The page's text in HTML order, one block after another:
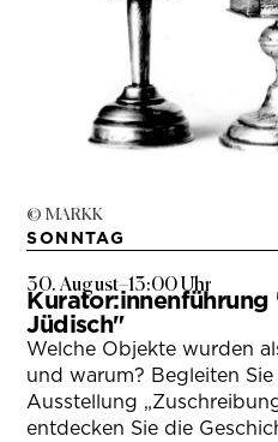
© MARKK
SONNTAG
30. August–13:00 Uhr
Jüdisch"
Welche Objekte wurden
und warum? Begleiten
Ausstellung
entdecken Sie die